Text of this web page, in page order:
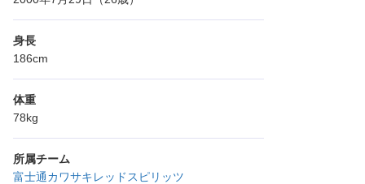
身長
186cm
体重
78kg
所属チーム
富士通カワサキレッドスピリッツ